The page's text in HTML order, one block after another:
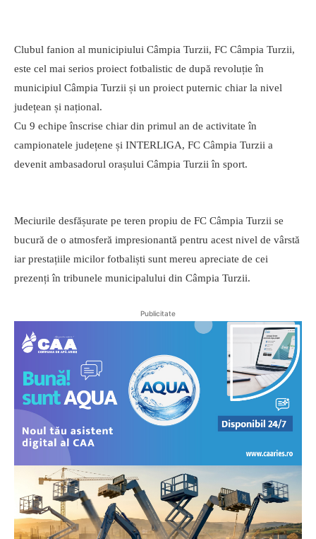
Clubul fanion al municipiului Câmpia Turzii, FC Câmpia Turzii,
este cel mai serios proiect fotbalistic de după revoluție în
municipiul Câmpia Turzii și un proiect puternic chiar la nivel
județean și național.
Cu 9 echipe înscrise chiar din primul an de activitate în
campionatele județene și INTERLIGA, FC Câmpia Turzii a
devenit ambasadorul orașului Câmpia Turzii în sport.
Meciurile desfășurate pe teren propiu de FC Câmpia Turzii se
bucură de o atmosferă impresionantă pentru acest nivel de vârstă
iar prestațiile micilor fotbaliști sunt mereu apreciate de cei
prezenți în tribunele municipalului din Câmpia Turzii.
Publicitate